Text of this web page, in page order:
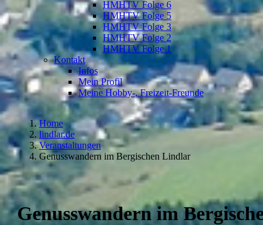
HMHTV Folge 6
HMHTV Folge 5
HMHTV Folge 3
HMHTV Folge 2
HMHTV Folge 1
Kontakt
Infos
Mein Profil
Meine Hobby-, Freizeit-Freunde
Home
lindlar.de
Veranstaltungen
Genusswandern im Bergischen Lindlar
Genusswandern im